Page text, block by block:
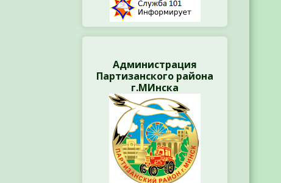
Администрация
Партизанского района
г.МИнска